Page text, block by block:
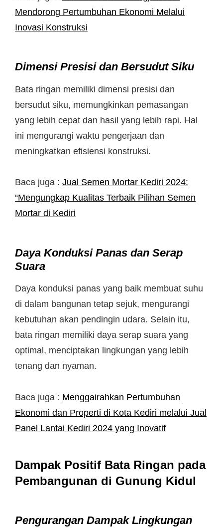
Mendorong Pertumbuhan Ekonomi Melalui
Inovasi Konstruksi
Dimensi Presisi dan Bersudut Siku
Bata ringan memiliki dimensi presisi dan
bersudut siku, memungkinkan pemasangan
yang lebih cepat dan hasil yang lebih rapi. Hal
ini mengurangi waktu pengerjaan dan
meningkatkan efisiensi konstruksi.
Baca juga : Jual Semen Mortar Kediri 2024:
“Mengungkap Kualitas Terbaik Pilihan Semen
Mortar di Kediri
Daya Konduksi Panas dan Serap
Suara
Daya konduksi panas yang baik membuat suhu
di dalam bangunan tetap sejuk, mengurangi
kebutuhan akan pendingin udara. Selain itu,
bata ringan memiliki daya serap suara yang
optimal, menciptakan lingkungan yang lebih
tenang dan nyaman.
Baca juga : Menggairahkan Pertumbuhan
Ekonomi dan Properti di Kota Kediri melalui Jual
Panel Lantai Kediri 2024 yang Inovatif
Dampak Positif Bata Ringan pada
Pembangunan di Gunung Kidul
Pengurangan Dampak Lingkungan